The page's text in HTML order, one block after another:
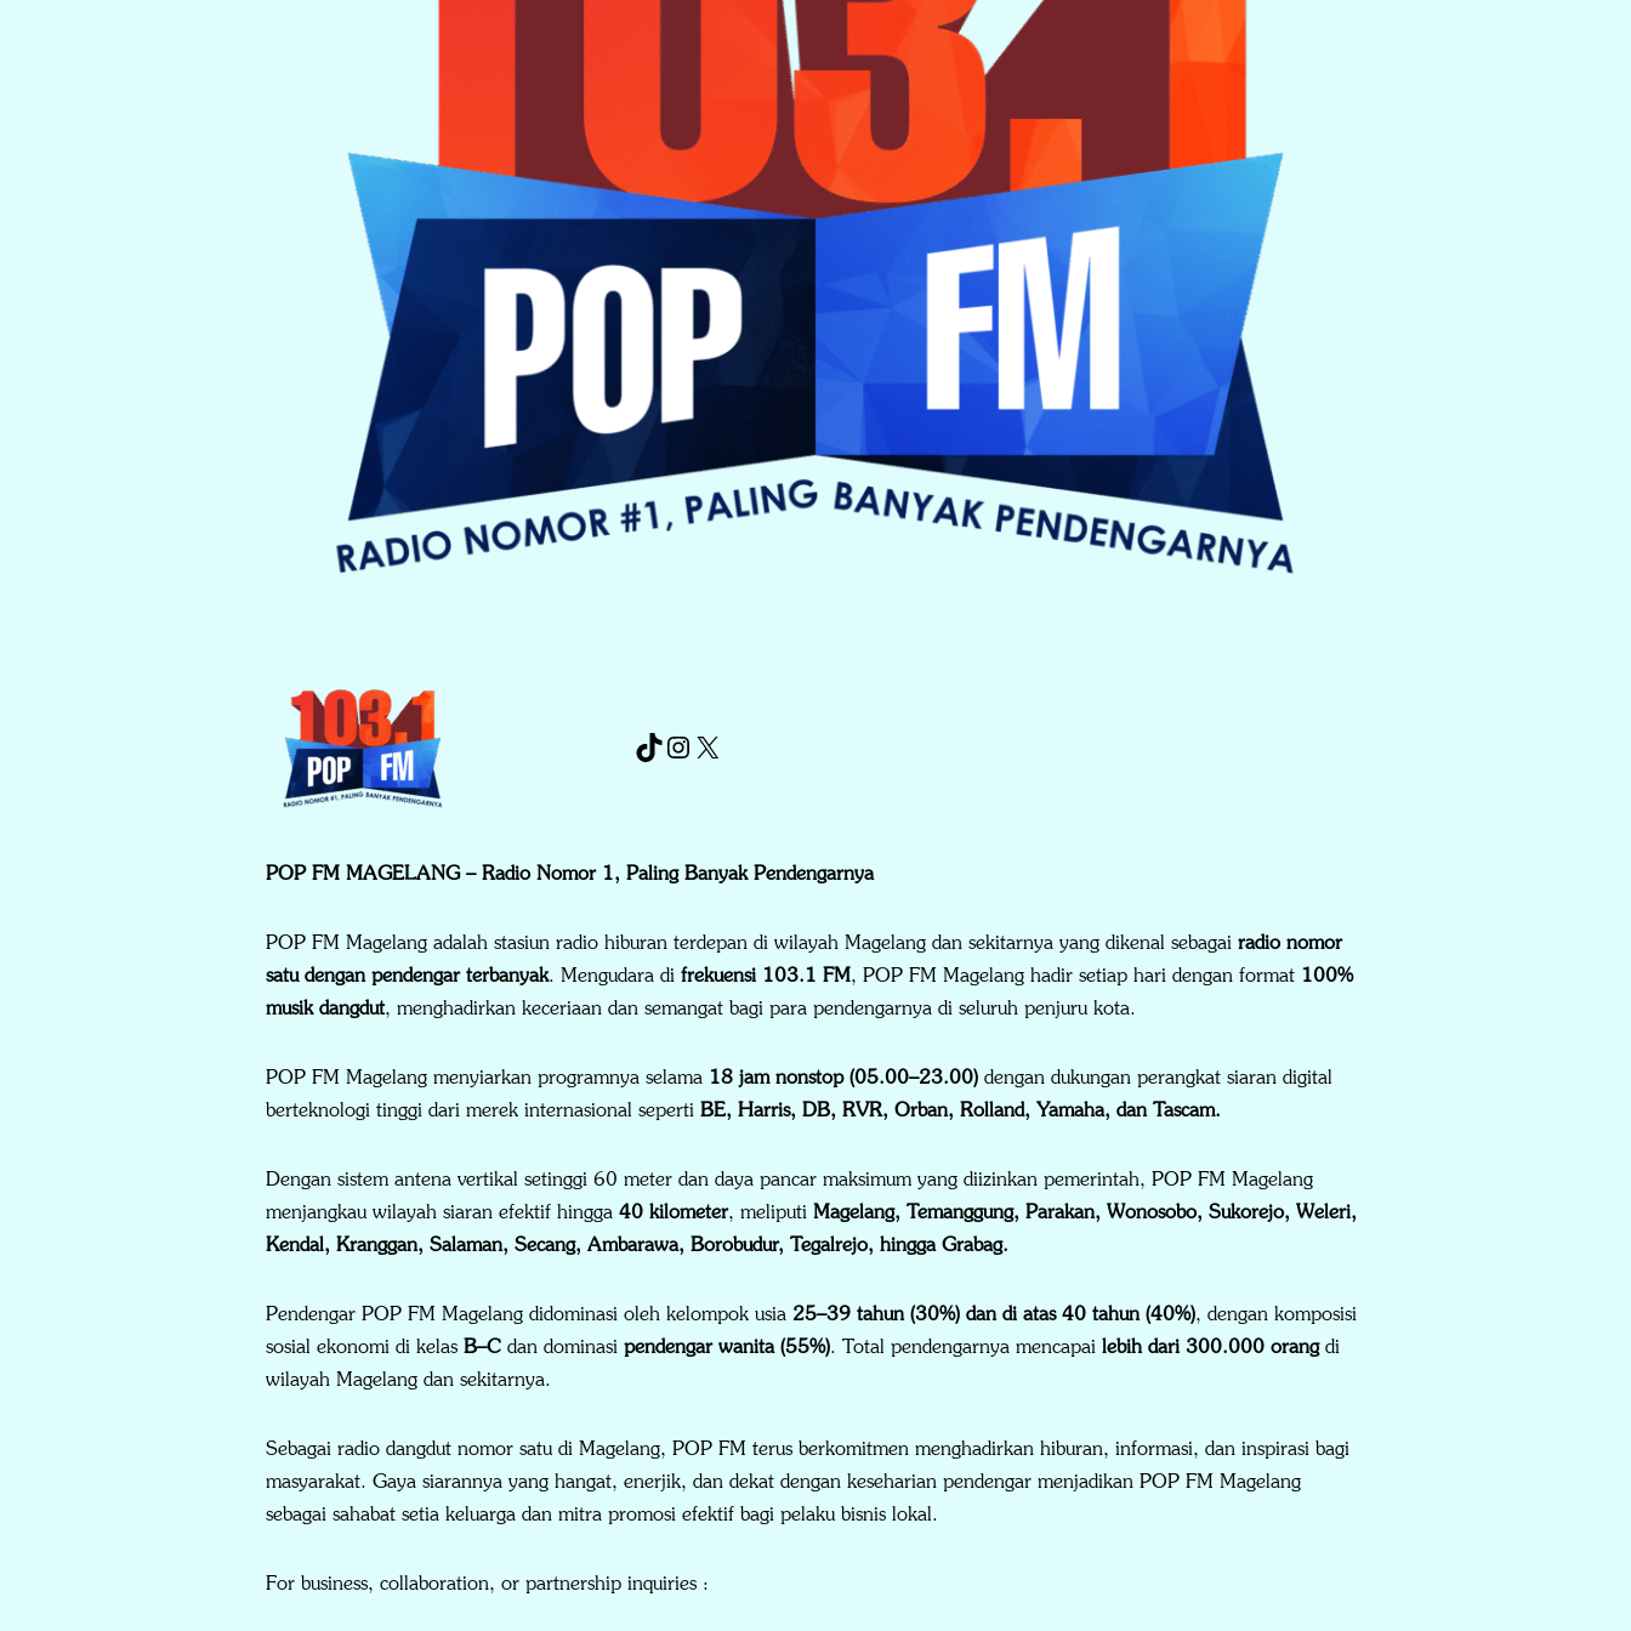
POP FM MAGELANG – Radio Nomor 1, Paling Banyak Pendengarnya
POP FM Magelang adalah stasiun radio hiburan terdepan di wilayah Magelang dan sekitarnya yang dikenal sebagai radio nomor
satu dengan pendengar terbanyak. Mengudara di frekuensi 103.1 FM, POP FM Magelang hadir setiap hari dengan format 100%
musik dangdut, menghadirkan keceriaan dan semangat bagi para pendengarnya di seluruh penjuru kota.
POP FM Magelang menyiarkan programnya selama 18 jam nonstop (05.00–23.00) dengan dukungan perangkat siaran digital
berteknologi tinggi dari merek internasional seperti BE, Harris, DB, RVR, Orban, Rolland, Yamaha, dan Tascam.
Dengan sistem antena vertikal setinggi 60 meter dan daya pancar maksimum yang diizinkan pemerintah, POP FM Magelang
menjangkau wilayah siaran efektif hingga 40 kilometer, meliputi Magelang, Temanggung, Parakan, Wonosobo, Sukorejo, Weleri,
Kendal, Kranggan, Salaman, Secang, Ambarawa, Borobudur, Tegalrejo, hingga Grabag.
Pendengar POP FM Magelang didominasi oleh kelompok usia 25–39 tahun (30%) dan di atas 40 tahun (40%), dengan komposisi
sosial ekonomi di kelas B–C dan dominasi pendengar wanita (55%). Total pendengarnya mencapai lebih dari 300.000 orangdi
wilayah Magelang dan sekitarnya.
Sebagai radio dangdut nomor satu di Magelang, POP FM terus berkomitmen menghadirkan hiburan, informasi, dan inspirasi bagi
masyarakat. Gaya siarannya yang hangat, enerjik, dan dekat dengan keseharian pendengar menjadikan POP FM Magelang
sebagai sahabat setia keluarga dan mitra promosi efektif bagi pelaku bisnis lokal.
For business, collaboration, or partnership inquiries :